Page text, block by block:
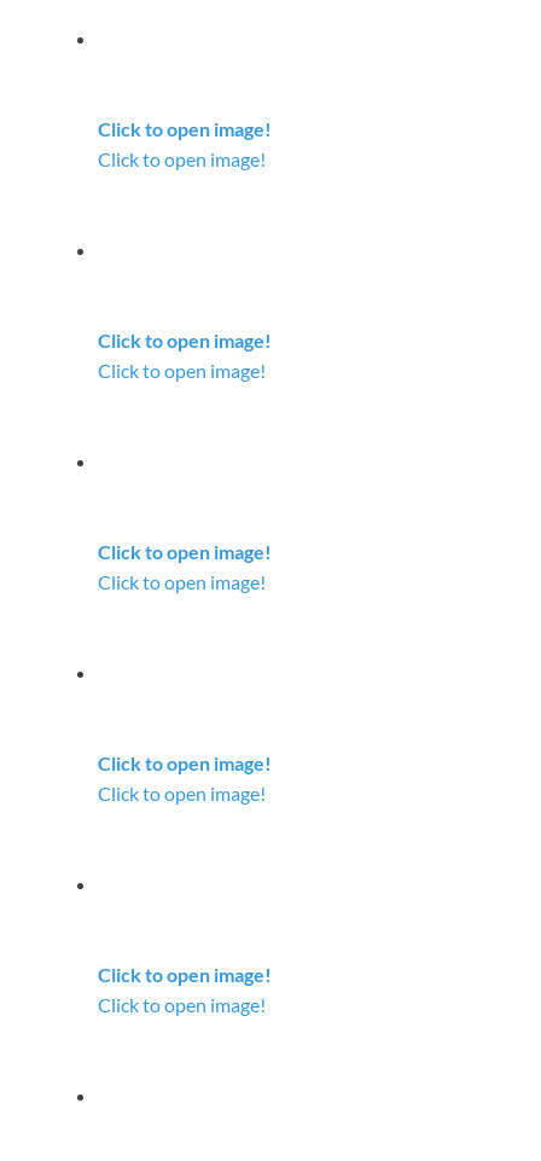
Click to open image!
Click to open image!
Click to open image!
Click to open image!
Click to open image!
Click to open image!
Click to open image!
Click to open image!
Click to open image!
Click to open image!